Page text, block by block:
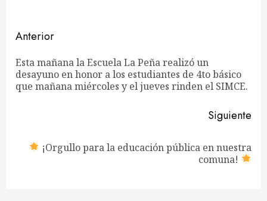
Navegación
de
entradas
Anterior
Esta mañana la Escuela La Peña realizó un
desayuno en honor a los estudiantes de 4to básico
que mañana miércoles y el jueves rinden el SIMCE.
Siguiente
Siguiente¡Orgullo para la educación pública en nuestra
comuna!